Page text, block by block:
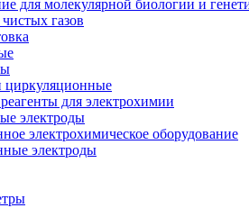
для молекулярной биологии и
газов
циркуляционные
для электрохимии
электроды
электрохимическое оборудование
электроды